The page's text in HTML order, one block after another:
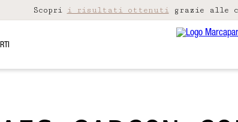
Scopri i risultati ottenutigrazie alle